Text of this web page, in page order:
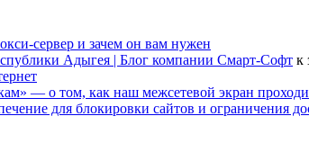
сервер и зачем он вам нужен
Адыгея | Блог компании Смарт-Софт к
— о том, как наш межсетевой экран
для блокировки сайтов и ограничения